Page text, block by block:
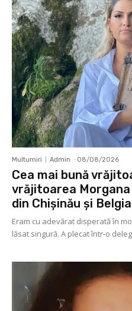
Multumiri Admin - 08/08/2026
Cea mai bună
vrăjitoarea
din Chișinău și Belgia
Eram cu adevărat disperată în
lăsat singură. A plecat într-o